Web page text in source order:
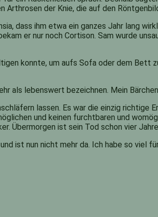
der Knie, die auf den
dass ihm etwa ein ganzes Jahr lang
er nur noch Cortison. Sam wurde
konnte, um aufs Sofa oder dem Bett
als lebenswert bezeichnen. Mein
lassen. Es war die einzig richtige
und keinen furchtbaren und
Übermorgen ist sein Tod schon vier
ist nun nicht mehr da. Ich habe so viel